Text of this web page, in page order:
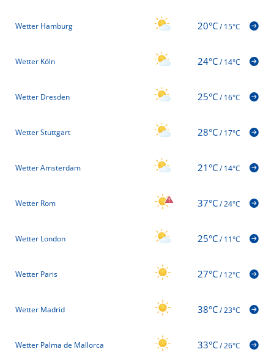
Wetter Hamburg 20°C/15°C
Wetter Köln 24°C/14°C
Wetter Dresden 25°C/16°C
Wetter Stuttgart 28°C/17°C
Wetter Amsterdam 21°C/14°C
Wetter Rom 37°C/24°C
Wetter London 25°C/11°C
Wetter Paris 27°C/12°C
Wetter Madrid 38°C/23°C
Wetter Palma de Mallorca 33°C/26°C